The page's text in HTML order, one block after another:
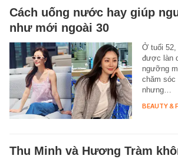
Cách uống nước hay giúp
như mới ngoài 30
Ở tuổi 52,
được làn
ngưỡng
chăm sóc
nhưng…
BEAUTY &
Thu Minh và Hương Tràm